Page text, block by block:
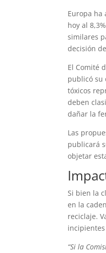
Europa
hoy al
similares
decisión
El Comité
publicó su
tóxicos
deben
dañar la
Las
publicará
objetar
Si bien la
en la
reciclaje.
“Si la